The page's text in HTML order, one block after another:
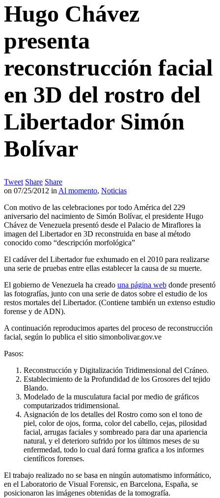
Hugo Chávez
presenta
reconstrucción facial
en 3D del rostro del
Libertador Simón
Bolívar
Tweet Share Share
on 07/25/2012 in Al momento, Noticias
Con motivo de las celebraciones por todo América del 229
aniversario del nacimiento de Simón Bolívar, el presidente Hugo
Chávez de Venezuela presentó desde el Palacio de Miraflores la
imagen del Libertador en 3D reconstruida en base al método
conocido como “descripción morfológica”
El cadáver del Libertador fue exhumado en el 2010 para realizarse
una serie de pruebas entre ellas establecer la causa de su muerte.
El gobierno de Venezuela ha creado una página web donde presentó
las fotografías, junto con una serie de datos sobre el estudio de los
restos mortales del Libertador. (Contiene también un extenso estudio
forense y de ADN).
A continuación reproducimos apartes del proceso de reconstrucción
facial, según lo publica el sitio simonbolivar.gov.ve
Pasos:
Reconstrucción y Digitalización Tridimensional del Cráneo.
Establecimiento de la Profundidad de los Grosores del tejido
Blando.
Modelado de la musculatura facial por medio de gráficos
computarizados tridimensional.
Asignación de los detalles del Rostro como son el tono de
piel, color de ojos, forma, color del cabello, cejas, pilosidad
facial, arrugas faciales y sombreado para dar una apariencia
natural, y el deterioro sufrido por los últimos meses de su
enfermedad, todo lo cual dará forma grafica a los informes
científicos forenses.
El trabajo realizado no se basa en ningún automatismo informático,
en el Laboratorio de Visual Forensic, en Barcelona, España, se
posicionaron las imágenes obtenidas de la tomografía.